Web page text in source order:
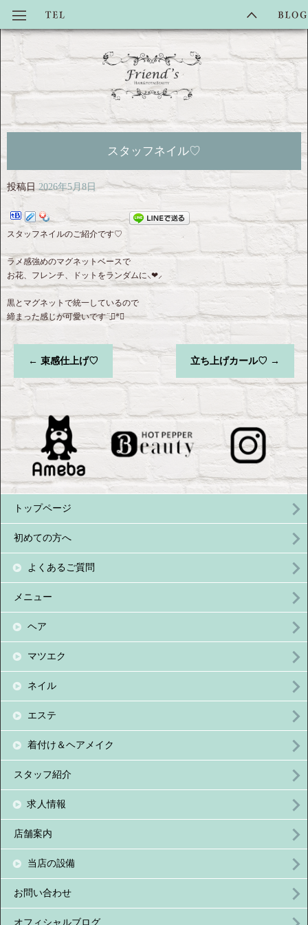
スタッフネイル♡
投稿日 2026年5月8日
スタッフネイルのご紹介です♡
ラメ感強めのマグネットベースで
お花、フレンチ、ドットをランダムに⸜❤︎⸝‍
黒とマグネットで統一しているので
締まった感じが可愛いです¨̮⃝*･
← 束感仕上げ♡ 立ち上げカール♡ →
トップページ
初めての方へ
よくあるご質問
メニュー
ヘア
マツエク
ネイル
エステ
着付け＆ヘアメイク
スタッフ紹介
求人情報
店舗案内
当店の設備
お問い合わせ
オフィシャルブログ